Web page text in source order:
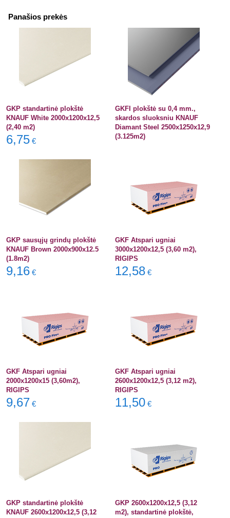
Panašios prekės
GKP standartinė plokštė
KNAUF White 2000x1200x12,5
(2,40 m2)
6,75 €
GKFI plokštė su 0,4 mm.,
skardos sluoksniu KNAUF
Diamant Steel 2500x1250x12,9
(3.125m2)
GKP sausųjų grindų plokštė
KNAUF Brown 2000x900x12.5
(1.8m2)
9,16 €
GKF Atspari ugniai
3000x1200x12,5 (3,60 m2),
RIGIPS
12,58 €
GKF Atspari ugniai
2000x1200x15 (3,60m2),
RIGIPS
9,67 €
GKF Atspari ugniai
2600x1200x12,5 (3,12 m2),
RIGIPS
11,50 €
GKP standartinė plokštė
KNAUF 2600x1200x12,5 (3,12
GKP 2600x1200x12,5 (3,12
m2), standartinė plokštė,